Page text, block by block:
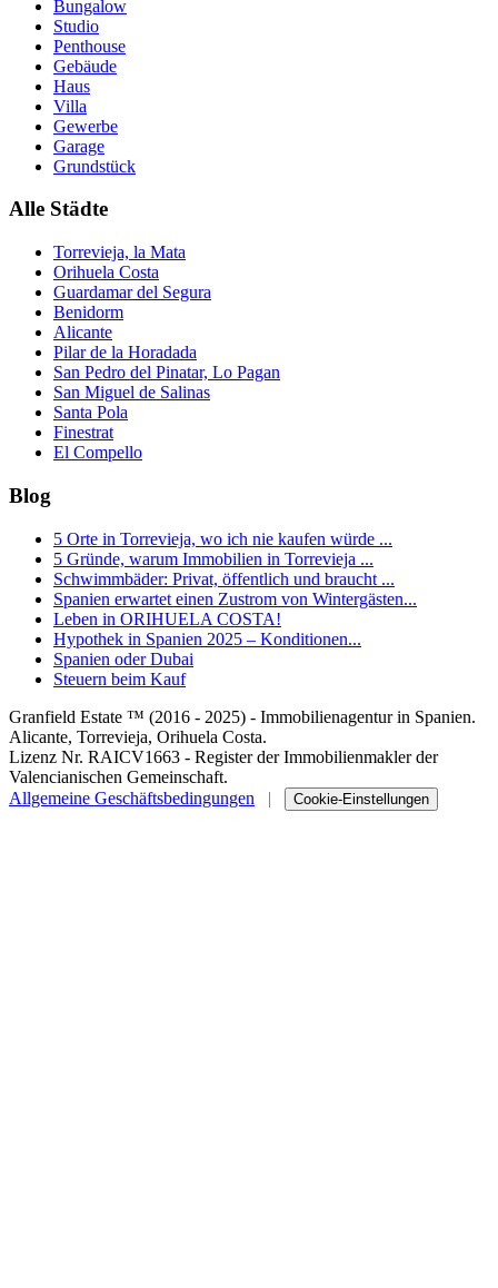
Bungalow
Studio
Penthouse
Gebäude
Haus
Villa
Gewerbe
Garage
Grundstück
Alle Städte
Torrevieja, la Mata
Orihuela Costa
Guardamar del Segura
Benidorm
Alicante
Pilar de la Horadada
San Pedro del Pinatar, Lo Pagan
San Miguel de Salinas
Santa Pola
Finestrat
El Compello
Blog
5 Orte in Torrevieja, wo ich nie kaufen würde ...
5 Gründe, warum Immobilien in Torrevieja ...
Schwimmbäder: Privat, öffentlich und braucht ...
Spanien erwartet einen Zustrom von Wintergästen...
Leben in ORIHUELA COSTA!
Hypothek in Spanien 2025 – Konditionen...
Spanien oder Dubai
Steuern beim Kauf
Granfield Estate ™ (2016 - 2025) - Immobilienagentur in Spanien.
Alicante, Torrevieja, Orihuela Costa.
Lizenz Nr. RAICV1663 - Register der Immobilienmakler der
Valencianischen Gemeinschaft.
Allgemeine Geschäftsbedingungen
| Cookie-Einstellungen